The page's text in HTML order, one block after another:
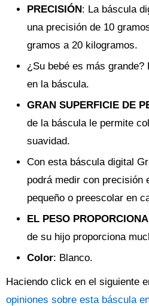
PRECISIÓN: La báscula
una precisión de 10
gramos a 20 kilogramos.
¿Su bebé es más
en la báscula.
GRAN SUPERFICIE DE
de la báscula le permite
suavidad.
Con esta báscula digital
podrá medir con precisión
pequeño o preescolar en
EL PESO
de su hijo proporciona
Color: Blanco.
Haciendo click en el siguiente
opiniones sobre esta báscula